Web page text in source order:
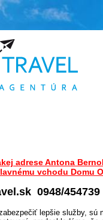
adrese Antona
vchodu Domu
0948/454739
lepšie služby,